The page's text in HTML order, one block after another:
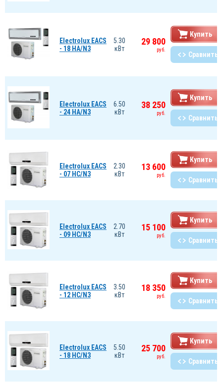
Electrolux EACS
- 18 HA/N3
5.30
кВт
29 800
руб.
Купить
Сравнить
Electrolux EACS
- 24 HA/N3
6.50
кВт
38 250
руб.
Купить
Сравнить
Electrolux EACS
- 07 HС/N3
2.30
кВт
13 600
руб.
Купить
Сравнить
Electrolux EACS
- 09 HС/N3
2.70
кВт
15 100
руб.
Купить
Сравнить
Electrolux EACS
- 12 HС/N3
3.50
кВт
18 350
руб.
Купить
Сравнить
Electrolux EACS
- 18 HС/N3
5.50
кВт
25 700
руб.
Купить
Сравнить